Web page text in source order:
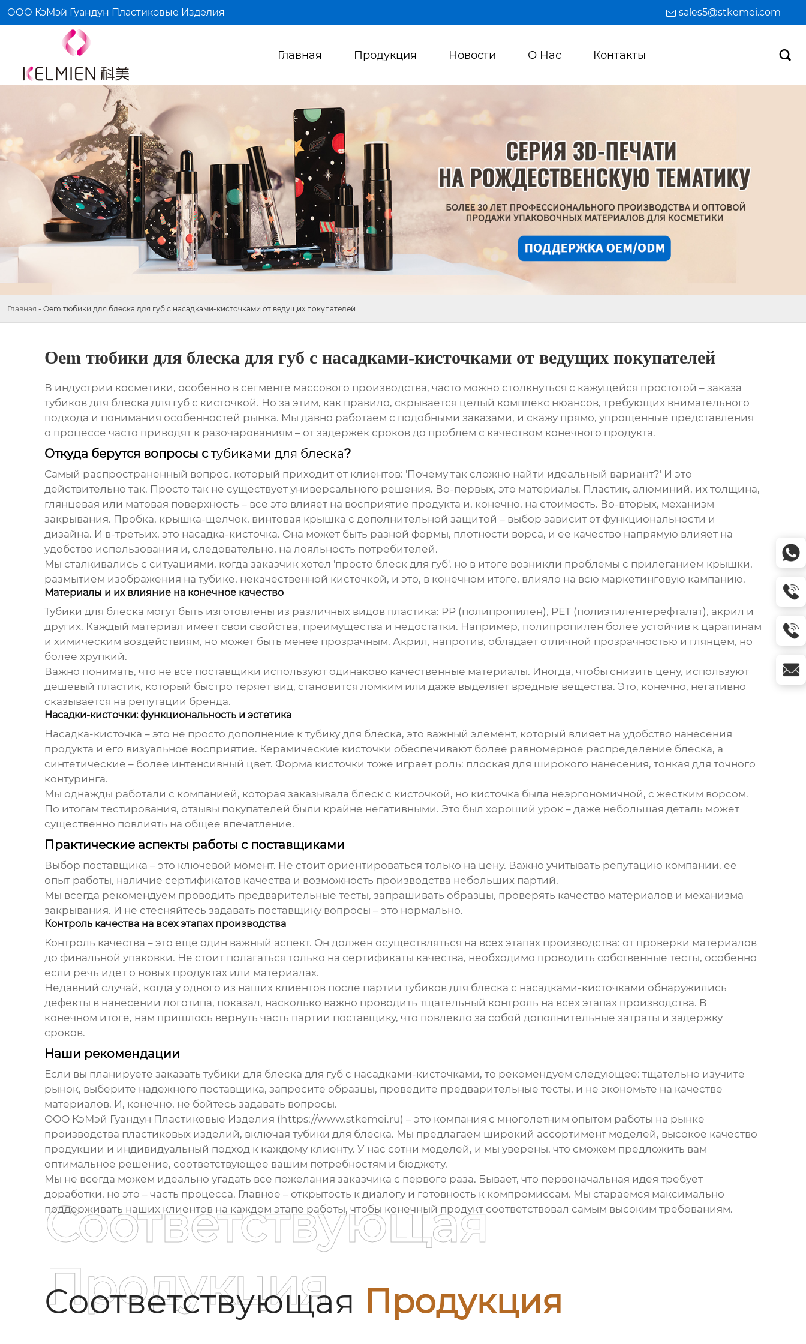
ООО КэМэй Гуандун Пластиковые Изделия sales5@stkemei.com
Главная Продукция Новости О Hас Контакты 
Главная - Oem тюбики для блеска для губ с насадками-кисточками от ведущих покупателей
Oem тюбики для блеска для губ с насадками-кисточками от ведущих покупателей
В индустрии косметики, особенно в сегменте массового производства, часто можно столкнуться с кажущейся простотой – заказа
тубиков для блеска для губс кисточкой. Но за этим, как правило, скрывается целый комплекс нюансов, требующих внимательного
подхода и понимания особенностей рынка. Мы давно работаем с подобными заказами, и скажу прямо, упрощенные представления
о процессе часто приводят к разочарованиям – от задержек сроков до проблем с качеством конечного продукта.
Откуда берутся вопросы стубиками для блеска?
Самый распространенный вопрос, который приходит от клиентов: 'Почему так сложно найти идеальный вариант?' И это
действительно так. Просто так не существует универсального решения. Во-первых, это материалы. Пластик, алюминий, их толщина,
глянцевая или матовая поверхность – все это влияет на восприятие продукта и, конечно, на стоимость. Во-вторых, механизм
закрывания. Пробка, крышка-щелчок, винтовая крышка с дополнительной защитой – выбор зависит от функциональности и
дизайна. И в-третьих, это насадка-кисточка. Она может быть разной формы, плотности ворса, и ее качество напрямую влияет на
удобство использования и, следовательно, на лояльность потребителей.
Мы сталкивались с ситуациями, когда заказчик хотел 'просто блеск для губ', но в итоге возникли проблемы с прилеганием крышки,
размытием изображения на тубике, некачественной кисточкой, и это, в конечном итоге, влияло на всю маркетинговую кампанию.
Материалы и их влияние на конечное качество
Тубики для блеска могут быть изготовлены из различных видов пластика: PP (полипропилен), PET (полиэтилентерефталат), акрил и
других. Каждый материал имеет свои свойства, преимущества и недостатки. Например, полипропилен более устойчив к царапинам
и химическим воздействиям, но может быть менее прозрачным. Акрил, напротив, обладает отличной прозрачностью и глянцем, но
более хрупкий.
Важно понимать, что не все поставщики используют одинаково качественные материалы. Иногда, чтобы снизить цену, используют
дешёвый пластик, который быстро теряет вид, становится ломким или даже выделяет вредные вещества. Это, конечно, негативно
сказывается на репутации бренда.
Насадки-кисточки: функциональность и эстетика
Насадка-кисточка – это не просто дополнение к тубику для блеска, это важный элемент, который влияет на удобство нанесения
продукта и его визуальное восприятие. Керамические кисточки обеспечивают более равномерное распределение блеска, а
синтетические – более интенсивный цвет. Форма кисточки тоже играет роль: плоская для широкого нанесения, тонкая для точного
контуринга.
Мы однажды работали с компанией, которая заказывала блеск с кисточкой, но кисточка была неэргономичной, с жестким ворсом.
По итогам тестирования, отзывы покупателей были крайне негативными. Это был хороший урок – даже небольшая деталь может
существенно повлиять на общее впечатление.
Практические аспекты работы с поставщиками
Выбор поставщика – это ключевой момент. Не стоит ориентироваться только на цену. Важно учитывать репутацию компании, ее
опыт работы, наличие сертификатов качества и возможность производства небольших партий.
Мы всегда рекомендуем проводить предварительные тесты, запрашивать образцы, проверять качество материалов и механизма
закрывания. И не стесняйтесь задавать поставщику вопросы – это нормально.
Контроль качества на всех этапах производства
Контроль качества – это еще один важный аспект. Он должен осуществляться на всех этапах производства: от проверки материалов
до финальной упаковки. Не стоит полагаться только на сертификаты качества, необходимо проводить собственные тесты, особенно
если речь идет о новых продуктах или материалах.
Недавний случай, когда у одного из наших клиентов после партии тубиков для блеска с насадками-кисточками обнаружились
дефекты в нанесении логотипа, показал, насколько важно проводить тщательный контроль на всех этапах производства. В
конечном итоге, нам пришлось вернуть часть партии поставщику, что повлекло за собой дополнительные затраты и задержку
сроков.
Наши рекомендации
Если вы планируете заказать тубики для блеска для губс насадками-кисточками, то рекомендуем следующее: тщательно изучите
рынок, выберите надежного поставщика, запросите образцы, проведите предварительные тесты, и не экономьте на качестве
материалов. И, конечно, не бойтесь задавать вопросы.
ООО КэМэй Гуандун Пластиковые Изделия (https://www.stkemei.ru) – это компания с многолетним опытом работы на рынке
производства пластиковых изделий, включая тубики для блеска. Мы предлагаем широкий ассортимент моделей, высокое качество
продукции и индивидуальный подход к каждому клиенту. У нас сотни моделей, и мы уверены, что сможем предложить вам
оптимальное решение, соответствующее вашим потребностям и бюджету.
Мы не всегда можем идеально угадать все пожелания заказчика с первого раза. Бывает, что первоначальная идея требует
доработки, но это – часть процесса. Главное – открытость к диалогу и готовность к компромиссам. Мы стараемся максимально
поддерживать наших клиентов на каждом этапе работы, чтобы конечный продукт соответствовал самым высоким требованиям.
Соответствующая Продукция
Соответствующая
Продукция